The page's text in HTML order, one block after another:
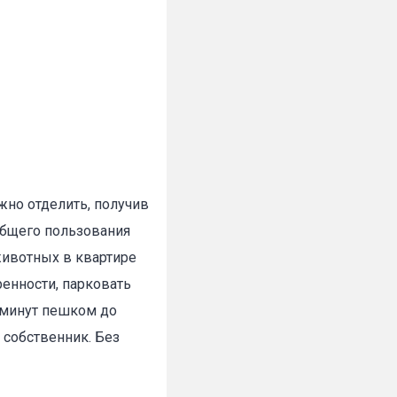
отделить, получив
пользования
в квартире
парковать
пешком до
Без